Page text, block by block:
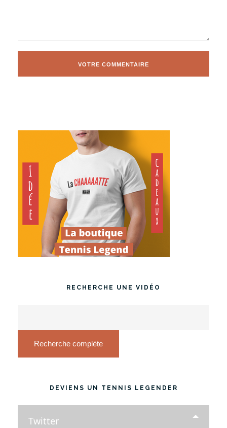
RECHERCHE UNE VIDÉO
Recherche complète
DEVIENS UN TENNIS LEGENDER
Twitter